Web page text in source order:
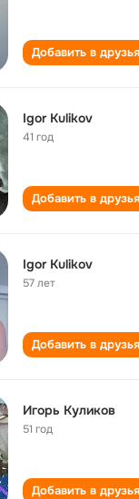
Добавить в друзья
Igor Kulikov
41 год
Добавить в друзья
Igor Kulikov
57 лет
Добавить в друзья
Игорь Куликов
51 год
Добавить в друзья